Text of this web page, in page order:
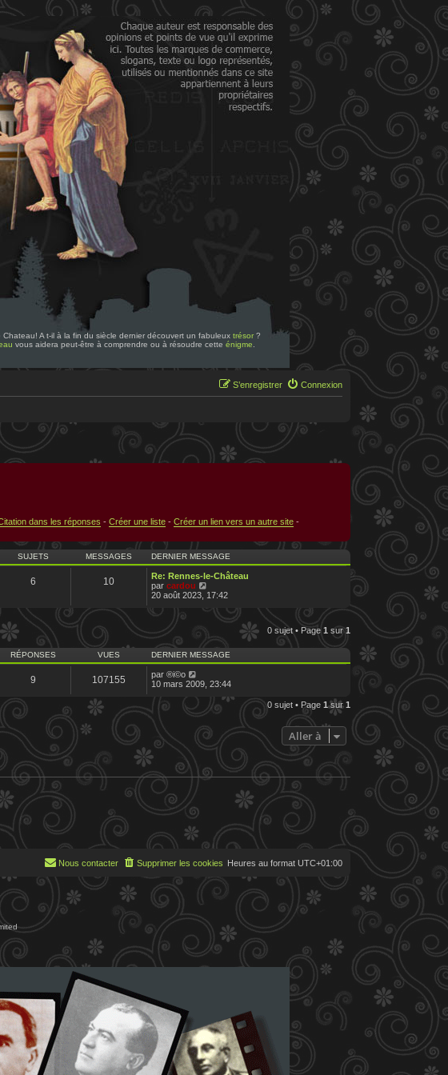
A t-il à la fin du siècle dernier découvert un fabuleux trésor ?
vous aidera peut-être à comprendre ou à résoudre cette énigme
Connexion
S’enregistrer
dans les réponses - Créer une liste - Créer un lien vers un autre site -
SUJETS MESSAGES DERNIER MESSAGE
6 10
Re: Rennes-le-Château
par cardou
o
e
d
e
r
e
m
s
s
a
e
20 août 2023, 17:42
0 sujet • Page 1 sur1
RÉPONSES VUES DERNIER MESSAGE
9 107155 par ®i©o
10 mars 2009, 23:44
0 sujet • Page 1sur1
Aller à
Heures au format UTC+01:00
Supprimer les cookies
Nous contacter